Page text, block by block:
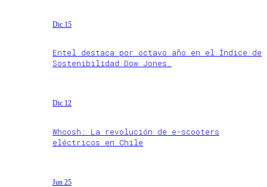
Dic 15
Entel destaca por octavo año en el Índice de
Sostenibilidad Dow Jones.
Dic 12
Whoosh: La revolución de e-scooters
eléctricos en Chile
Jun 25